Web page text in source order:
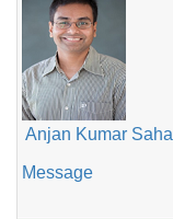
Anjan Kumar Saha
Message